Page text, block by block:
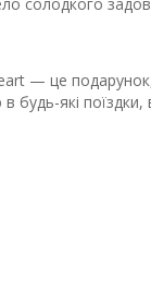
— це
які